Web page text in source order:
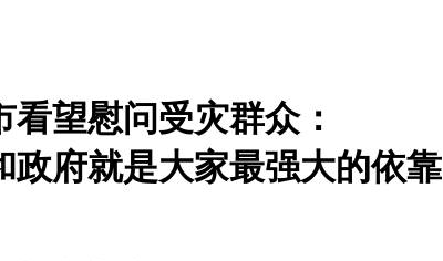
望慰问受灾群众：
政府就是大家最强大的依靠